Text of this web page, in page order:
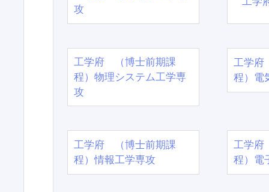
攻
工学府 （博士前期課
程）物理システム工学専
攻
工学
程）電
工学府 （博士前期課
程）情報工学専攻
工学
程）電